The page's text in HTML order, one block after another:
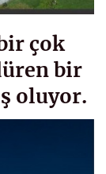
çok
bir
oluyor.